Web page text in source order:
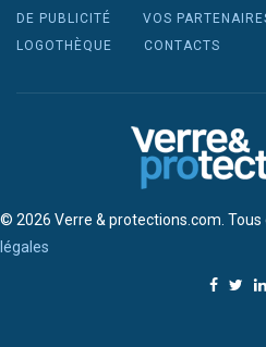
DE PUBLICITÉ
VOS
LOGOTHÈQUE
CONTACTS
© 2026 Verre & protections.com. Tous
légales